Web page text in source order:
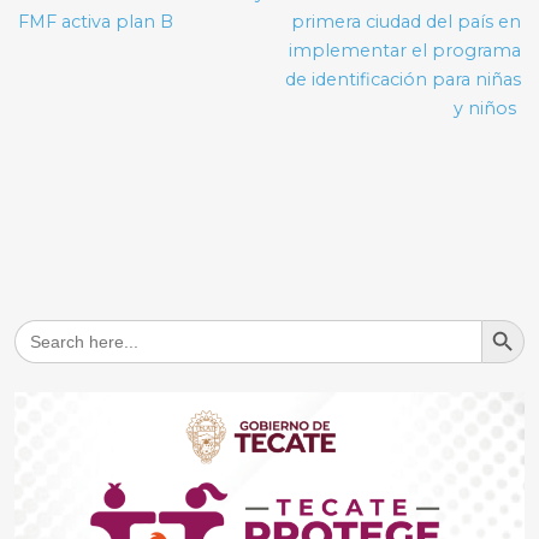
entradas
FMF activa plan B
primera ciudad del país en
implementar el programa
de identificación para niñas
y niños
Search
for:
Search